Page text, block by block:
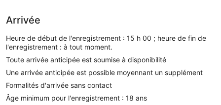
Arrivée
Heure de début de l'enregistrement : 15 h 00 ; heure de fin de
l'enregistrement : à tout moment.
Toute arrivée anticipée est soumise à disponibilité
Une arrivée anticipée est possible moyennant un supplément
Formalités d'arrivée sans contact
Âge minimum pour l'enregistrement : 18 ans